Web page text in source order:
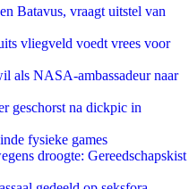
Batavus, vraagt uitstel van
vliegveld voedt vrees voor
als NASA-ambassadeur naar
geschorst na dickpic in
fysieke games
droogte: Gereedschapskist